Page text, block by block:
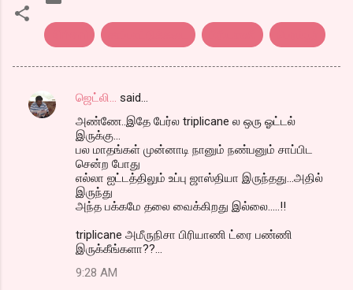
C
ஜெட்லி...
said…
அண்ணே..இதே பேர்ல triplicane ல ஒரு ஓட்டல்
இருக்கு...
பல மாதங்கள் முன்னாடி நானும் நண்பனும் சாப்பிட
சென்ற போது
எல்லா ஐட்டத்திலும் உப்பு ஜாஸ்தியா இருந்தது...அதில்
இருந்து
அந்த பக்கமே தலை வைக்கிறது இல்லை.....!!
triplicane அமீருநிசா பிரியாணி ட்ரை பண்ணி
இருக்கீங்களா??...
9:28 AM